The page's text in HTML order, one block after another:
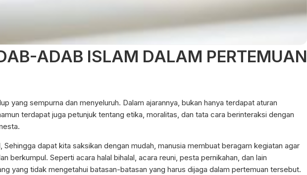
ADAB ISLAM DALAM PERTEMUAN
yang sempurna dan menyeluruh. Dalam ajarannya, bukan hanya terdapat aturan
terdapat juga petunjuk tentang etika, moralitas, dan tata cara berinteraksi dengan
Sehingga dapat kita saksikan dengan mudah, manusia membuat beragam kegiatan agar
berkumpul. Seperti acara halal bihalal, acara reuni, pesta pernikahan, dan lain
yang tidak mengetahui batasan-batasan yang harus dijaga dalam pertemuan tersebut.